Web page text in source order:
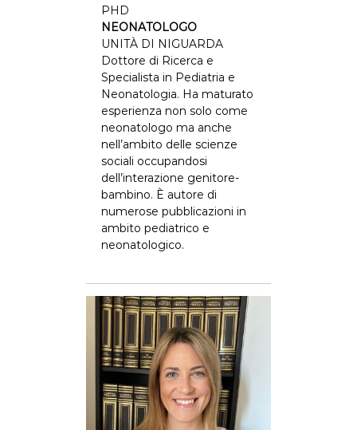
PHD
NEONATOLOGO
UNITÀ DI NIGUARDA
Dottore di Ricerca e
Specialista in Pediatria e
Neonatologia. Ha maturato
esperienza non solo come
neonatologo ma anche
nell’ambito delle scienze
sociali occupandosi
dell’interazione genitore-
bambino. È autore di
numerose pubblicazioni in
ambito pediatrico e
neonatologico.